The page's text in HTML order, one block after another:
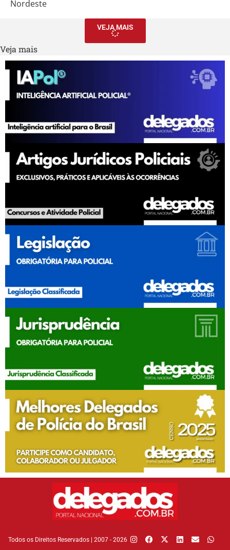
Nordeste
VEJA MAIS
Veja mais
Todos os Direitos Reservados | 2007 - 2026